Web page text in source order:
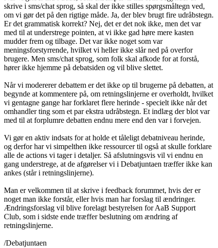
skrive i sms/chat sprog, så skal der ikke stilles spørgsmåltegn ved,
om vi gør det på den rigtige måde. Ja, der blev brugt fire udråbstegn.
Er det grammatisk korrekt? Nej, det er det nok ikke, men det var
med til at understrege pointen, at vi ikke gad høre mere kasten
mudder frem og tilbage. Det var ikke noget som var
meningsforstyrrende, hvilket vi heller ikke slår ned på overfor
brugere. Men sms/chat sprog, som folk skal afkode for at forstå,
hører ikke hjemme på debatsiden og vil blive slettet.
Når vi modererer debattem er det ikke op til brugerne på debatten, at
begynde at kommentere på, om retningslinjerne er overholdt, hvilket
vi gentagne gange har forklaret flere herinde - specielt ikke når det
omhandler ting som et par ekstra udråbstegn. Et indlæg der blot var
med til at forplumre debatten endnu mere end den var i forvejen.
Vi gør en aktiv indsats for at holde et tåleligt debatniveau herinde,
og derfor har vi simpelthen ikke ressourcer til også at skulle forklare
alle de actions vi tager i detaljer. Så afslutningsvis vil vi endnu en
gang understrege, at de afgørelser vi i Debatjuntaen træffer ikke kan
ankes (står i retningslinjerne).
Man er velkommen til at skrive i feedback forummet, hvis der er
noget man ikke forstår, eller hvis man har forslag til ændringer.
Ændringsforslag vil blive forelagt bestyrelsen for AaB Support
Club, som i sidste ende træffer beslutning om ændring af
retningslinjerne.
/Debatjuntaen